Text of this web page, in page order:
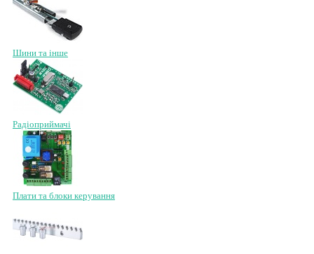
Шини та інше
Радіоприймачі
Плати та блоки керування